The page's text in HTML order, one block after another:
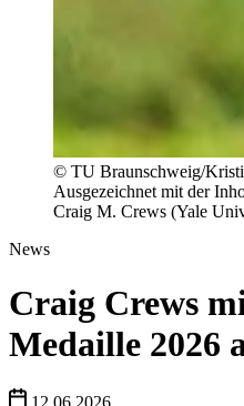
© TU Braunschweig/
Ausgezeichnet mit der
Craig M. Crews (Yale
News
Craig Crews
Medaille 2026